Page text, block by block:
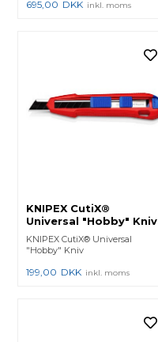
695,00 DKK inkl. moms
KNIPEX CutiX®
Universal "Hobby" Kniv
KNIPEX CutiX® Universal
"Hobby" Kniv
199,00 DKK inkl. moms